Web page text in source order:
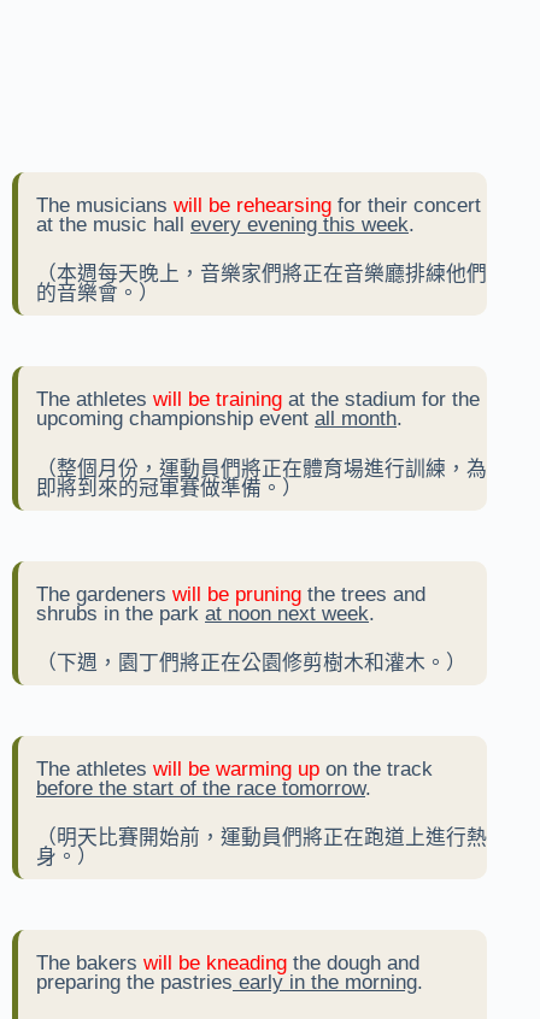
The musicians will be rehearsing for their concert
at the music hall every evening this week.
（本週每天晚上，音樂家們將正在音樂廳排練他們
的音樂會。）
The athletes will be training at the stadium for the
upcoming championship event all month.
（整個月份，運動員們將正在體育場進行訓練，為
即將到來的冠軍賽做準備。）
The gardeners will be pruning the trees and
shrubs in the park at noon next week.
（下週，園丁們將正在公園修剪樹木和灌木。）
The athletes will be warming up on the track
before the start of the race tomorrow.
（明天比賽開始前，運動員們將正在跑道上進行熱
身。）
The bakers will be kneading the dough and
preparing the pastries early in the morning.